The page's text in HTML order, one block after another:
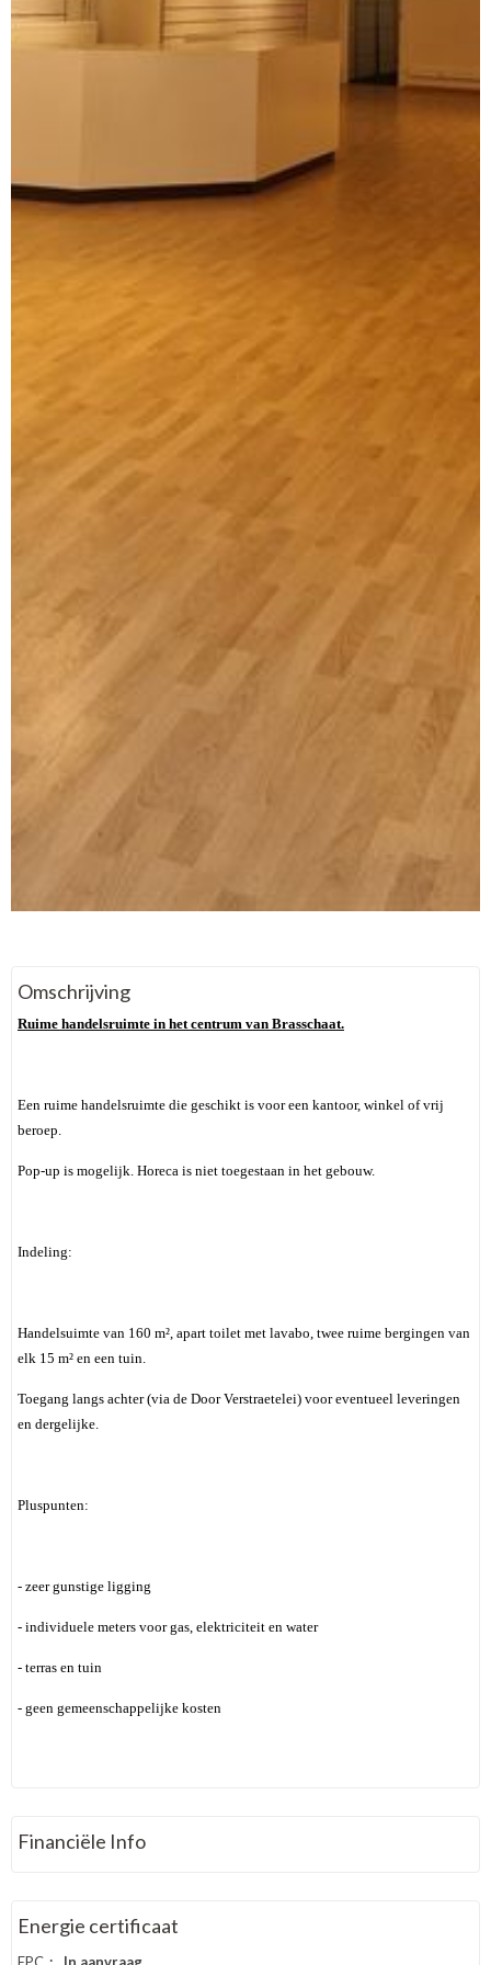
Omschrijving
Ruime handelsruimte in het centrum van Brasschaat.
Een ruime handelsruimte die geschikt is voor een kantoor, winkel of vrij
beroep.
Pop-up is mogelijk. Horeca is niet toegestaan in het gebouw.
Indeling:
Handelsuimte van 160 m², apart toilet met lavabo, twee ruime bergingen van
elk 15 m² en een tuin.
Toegang langs achter (via de Door Verstraetelei) voor eventueel leveringen
en dergelijke.
Pluspunten:
- zeer gunstige ligging
- individuele meters voor gas, elektriciteit en water
- terras en tuin
- geen gemeenschappelijke kosten
Financiële Info
Energie certificaat